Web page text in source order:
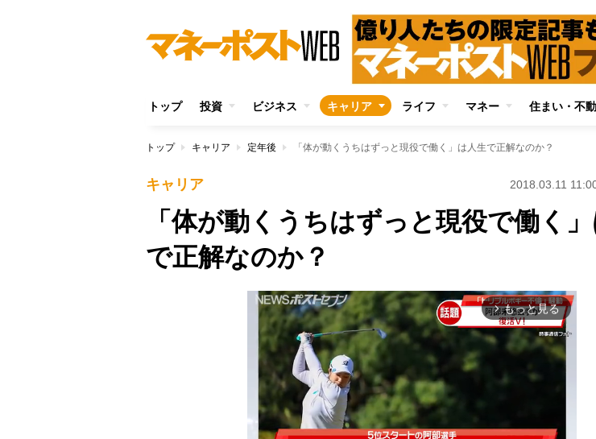
トップ 投資 ビジネス キャリア ライフ マネー 住まい・不
トップ キャリア 定年後 「体が動くうちはずっと現役で働く」は人生で正解なのか？
キャリア 2018.03.11
「体が動くうちはずっと現役で働く
で正解なのか？
arrow_forward_ios もっと見る